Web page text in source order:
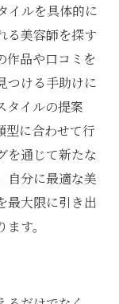
トの提案
めのカット
容室の提案
美容室で
見する旅
しい自分
の選び方
イメージ
タイル
しさ
イルを具体的に
る美容師を探す
作品や口コミを
つける手助けに
タイルの提案
型に合わせて行
を通じて新たな
自分に最適な美
最大限に引き出
す。